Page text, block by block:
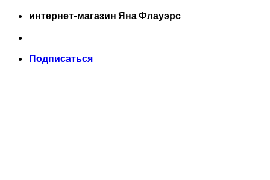
Skip
content
интернет-магазин Яна Флауэрс
Подписаться